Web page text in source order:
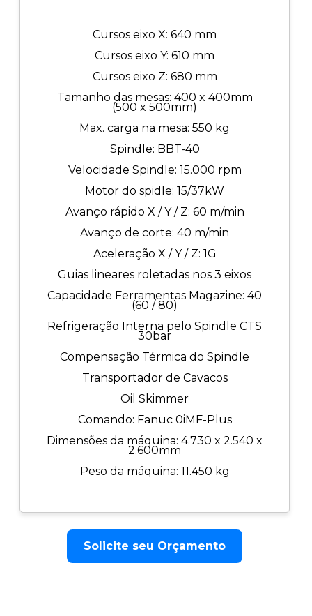
Cursos eixo X: 640 mm
Cursos eixo Y: 610 mm
Cursos eixo Z: 680 mm
Tamanho das mesas: 400 x 400mm
(500 x 500mm)
Max. carga na mesa: 550 kg
Spindle: BBT-40
Velocidade Spindle: 15.000 rpm
Motor do spidle: 15/37kW
Avanço rápido X / Y / Z: 60 m/min
Avanço de corte: 40 m/min
Aceleração X / Y / Z: 1G
Guias lineares roletadas nos 3 eixos
Capacidade Ferramentas Magazine: 40
(60 / 80)
Refrigeração Interna pelo Spindle CTS
30bar
Compensação Térmica do Spindle
Transportador de Cavacos
Oil Skimmer
Comando: Fanuc 0iMF-Plus
Dimensões da máquina: 4.730 x 2.540 x
2.600mm
Peso da máquina: 11.450 kg
Solicite seu Orçamento